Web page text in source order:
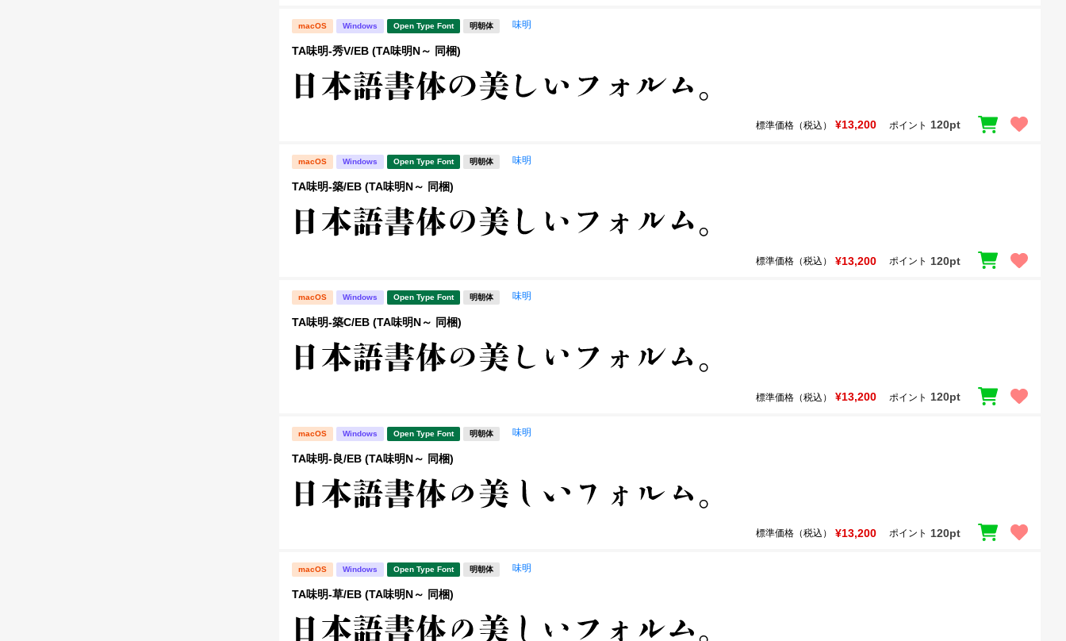
macOS Windows Open Type Font 明朝体 味明
TA味明-秀V/EB (TA味明N～ 同梱)
標準価格（税込） ¥13,200 ポイント 120pt
macOS Windows Open Type Font 明朝体 味明
TA味明-築/EB (TA味明N～ 同梱)
標準価格（税込） ¥13,200 ポイント 120pt
macOS Windows Open Type Font 明朝体 味明
TA味明-築C/EB (TA味明N～ 同梱)
標準価格（税込） ¥13,200 ポイント 120pt
macOS Windows Open Type Font 明朝体 味明
TA味明-良/EB (TA味明N～ 同梱)
標準価格（税込） ¥13,200 ポイント 120pt
macOS Windows Open Type Font 明朝体 味明
TA味明-草/EB (TA味明N～ 同梱)